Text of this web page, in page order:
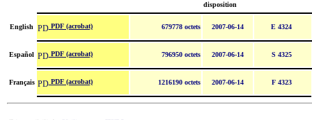
disposition
English PDF (acrobat) 679778 octets 2007-06-14 E 4324
Español PDF (acrobat) 796950 octets 2007-06-14 S 4325
Français PDF (acrobat) 1216190 octets 2007-06-14 F 4323